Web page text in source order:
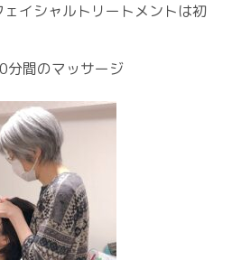
イシャルトリートメントは初
分間のマッサージ